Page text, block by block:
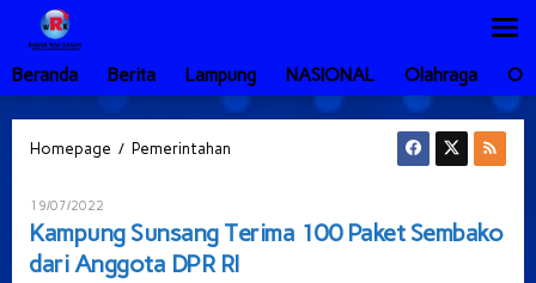
Lewati
konten
Beranda
Berita Lampung NASIONAL Olahraga
Homepage / Pemerintahan
Paket
Sembako
19/07/2022
ADMIN
Kampung Sunsang Terima 100 Paket Sembako
dari Anggota DPR RI